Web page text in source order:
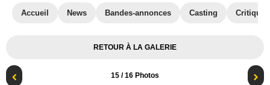
Accueil News Bandes-annonces Casting
RETOUR À LA GALERIE
15 / 16 Photos